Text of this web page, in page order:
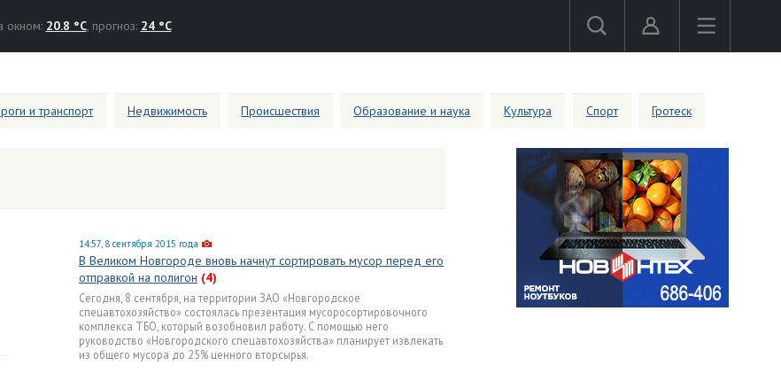
окном: 20.8 °C, прогноз: 24 °C
и транспорт Недвижимость Происшествия Образование и наука Культура Спорт Гротеск
14:57, 8 сентября 2015 года
В Великом Новгороде вновь начнут сортировать мусор перед его
отправкой на полигон (4)
Сегодня, 8 сентября, на территории ЗАО «Новгородское
спецавтохозяйство» состоялась презентация мусоросортировочного
комплекса ТБО, который возобновил работу. С помощью него
руководство «Новгородского спецавтохозяйства» планирует извлекать
из общего мусора до 25% ценного вторсырья.